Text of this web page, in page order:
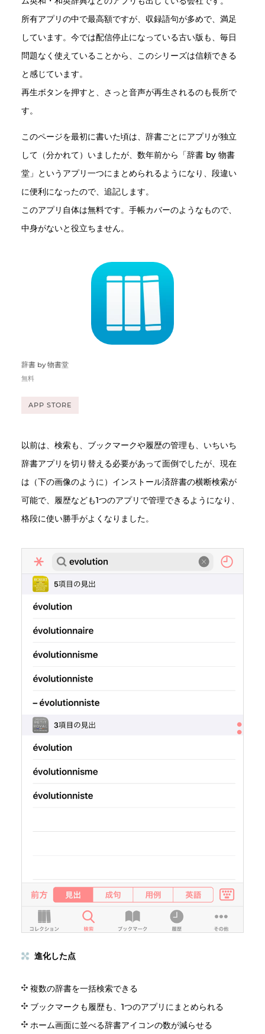
所有アプリの中で最高額ですが、収録語句が多めで、満足
しています。今では配信停止になっている古い版も、毎日
問題なく使えていることから、このシリーズは信頼できる
と感じています。
再生ボタンを押すと、さっと音声が再生されるのも長所で
す。
このページを最初に書いた頃は、辞書ごとにアプリが独立
して（分かれて）いましたが、数年前から「辞書 by 物書
堂」というアプリ一つにまとめられるようになり、段違い
に便利になったので、追記します。
このアプリ自体は無料です。手帳カバーのようなもので、
中身がないと役立ちません。
辞書 by 物書堂
無料
APP STORE
以前は、検索も、ブックマークや履歴の管理も、いちいち
辞書アプリを切り替える必要があって面倒でしたが、現在
は（下の画像のように）インストール済辞書の横断検索が
可能で、履歴なども1つのアプリで管理できるようになり、
格段に使い勝手がよくなりました。
進化した点
複数の辞書を一括検索できる
ブックマークも履歴も、1つのアプリにまとめられる
ホーム画面に並べる辞書アイコンの数が減らせる